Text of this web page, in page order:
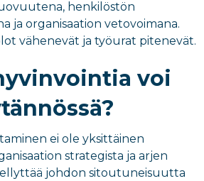
henkilöstön
ja organisaation vetovoimana.
vähenevät ja työurat pitenevät.
voi
ei ole yksittäinen
strategista ja arjen
johdon sitoutuneisuutta